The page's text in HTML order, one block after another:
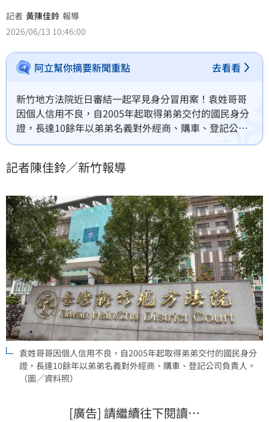
記者 黃陳佳鈴 報導
2026/06/13 10:46:00
阿立幫你摘要新聞重點 去看看
新竹地方法院近日審結一起罕見身分冒用案！袁姓哥哥
因個人信用不良，自2005年起取得弟弟交付的國民身分
證，長達10餘年以弟弟名義對外經商、購車、登記公司
負責人，就連同居逾10年的李姓女友也渾然不知，兩人
字，直到公司糾紛爆發、訴訟纏身，真相才驚天曝光。
仍可上訴。
記者陳佳鈴／新竹報導
袁姓哥哥因個人信用不良，自2005年起取得弟弟交付的國民身分
證，長達10餘年以弟弟名義對外經商、購車、登記公司負責人。
（圖／資料照）
[廣告] 請繼續往下閱讀…